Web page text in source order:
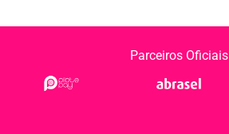
Parceiros Oficiais